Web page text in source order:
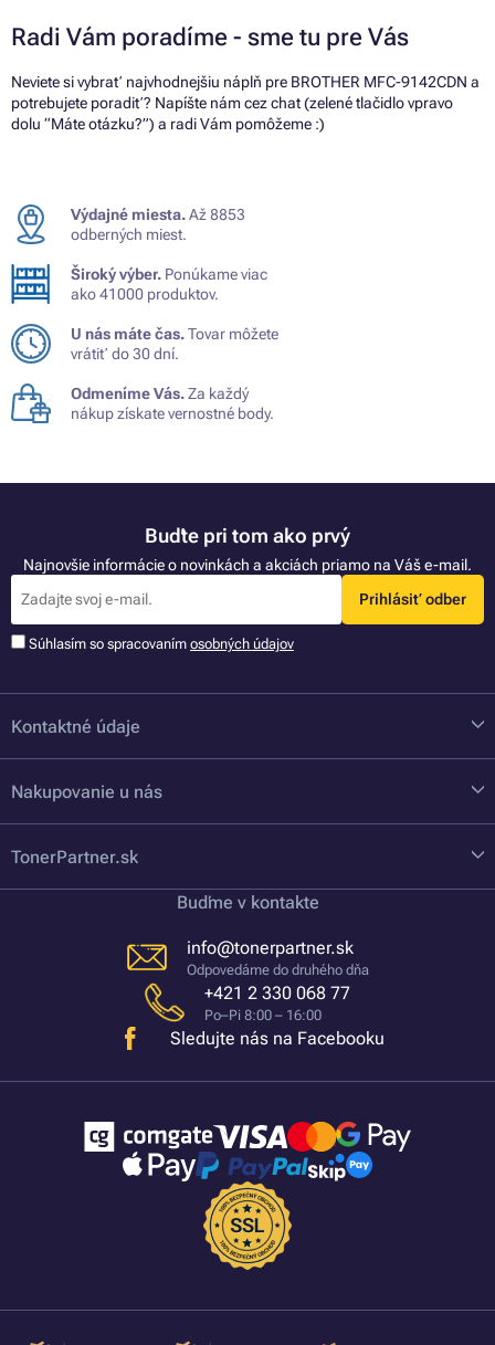
Radi Vám poradíme - sme tu pre Vás
Neviete si vybrať najvhodnejšiu náplň pre BROTHER MFC-9142CDN a
potrebujete poradiť? Napíšte nám cez chat (zelené tlačidlo vpravo
dolu “Máte otázku?”) a radi Vám pomôžeme :)
Výdajné miesta.Až 8853
odberných miest.
Široký výber. Ponúkame viac
ako 41000 produktov.
U nás máte čas.Tovar môžete
vrátiť do 30 dní.
Odmeníme Vás.Za každý
nákup získate vernostné body.
Buďte pri tom ako prvý
Najnovšie informácie o novinkách a akciách priamo na Váš e-mail.
Prihlásiť odber
Súhlasím so spracovaním osobných údajov
Kontaktné údaje
Nakupovanie u nás
TonerPartner.sk
Buďme v kontakte
info@tonerpartner.sk
Odpovedáme do druhého dňa
+421 2 330 068 77
Po–Pi 8:00 – 16:00
Sledujte nás na Facebooku